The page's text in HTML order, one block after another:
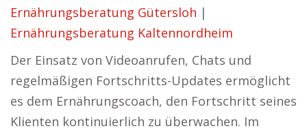
Ernährungsberatung Gütersloh |
Ernährungsberatung Kaltennordheim
Der Einsatz von Videoanrufen, Chats und
regelmäßigen Fortschritts-Updates ermöglicht
es dem Ernährungscoach, den Fortschritt seines
Klienten kontinuierlich zu überwachen. Im